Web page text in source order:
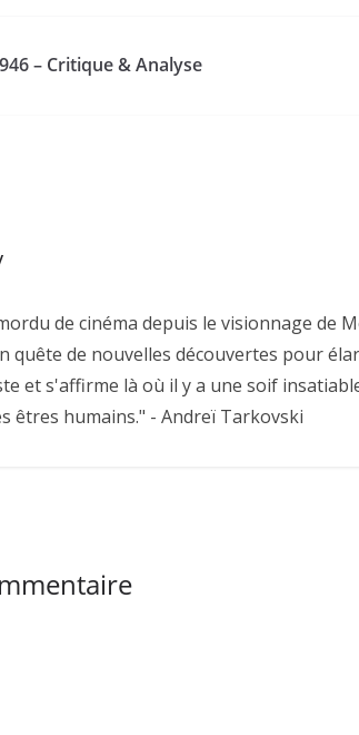
– Critique & Analyse
de cinéma depuis le visionnage de
quête de nouvelles découvertes pour
et s'affirme là où il y a une soif
êtres humains." - Andreï Tarkovski